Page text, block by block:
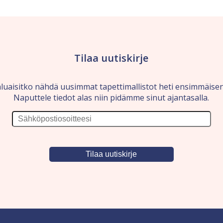
Tilaa uutiskirje
nähdä uusimmat tapettimallistot heti
Naputtele tiedot alas niin pidämme sinut ajantasalla.